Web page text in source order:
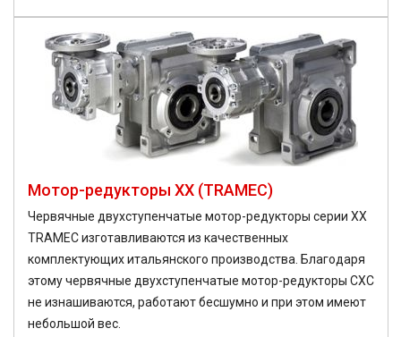
Мотор-редукторы XX (TRAMEC)
Червячные двухступенчатые мотор-редукторы серии XX
TRAMEC изготавливаются из качественных
комплектующих итальянского производства. Благодаря
этому червячные двухступенчатые мотор-редукторы CXC
не изнашиваются, работают бесшумно и при этом имеют
небольшой вес.